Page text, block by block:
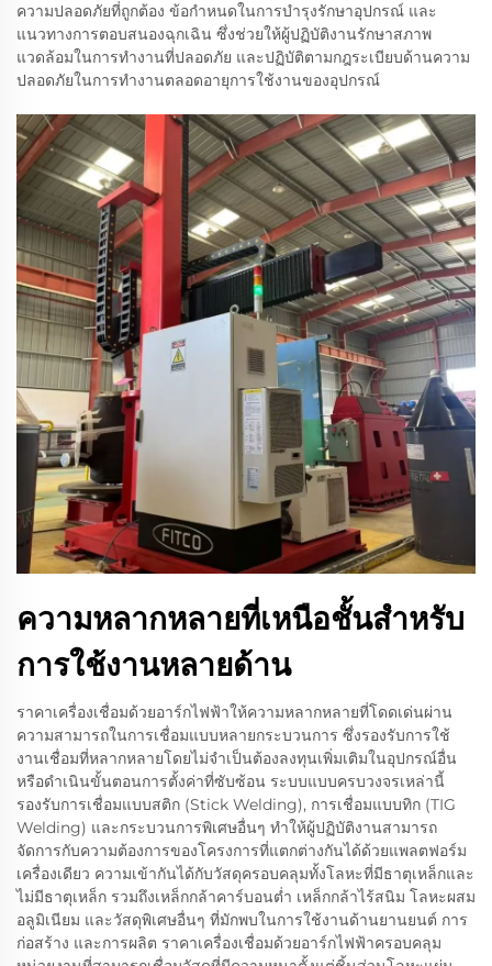
ความปลอดภัยที่ถูกต้อง ข้อกำหนดในการบำรุงรักษาอุปกรณ์ และ
แนวทางการตอบสนองฉุกเฉิน ซึ่งช่วยให้ผู้ปฏิบัติงานรักษาสภาพ
แวดล้อมในการทำงานที่ปลอดภัย และปฏิบัติตามกฎระเบียบด้านความ
ปลอดภัยในการทำงานตลอดอายุการใช้งานของอุปกรณ์
ความหลากหลายที่เหนือชั้นสำหรับ
การใช้งานหลายด้าน
ราคาเครื่องเชื่อมด้วยอาร์กไฟฟ้าให้ความหลากหลายที่โดดเด่นผ่าน
ความสามารถในการเชื่อมแบบหลายกระบวนการ ซึ่งรองรับการใช้
งานเชื่อมที่หลากหลายโดยไม่จำเป็นต้องลงทุนเพิ่มเติมในอุปกรณ์อื่น
หรือดำเนินขั้นตอนการตั้งค่าที่ซับซ้อน ระบบแบบครบวงจรเหล่านี้
รองรับการเชื่อมแบบสติก (Stick Welding), การเชื่อมแบบทิก (TIG
Welding) และกระบวนการพิเศษอื่นๆ ทำให้ผู้ปฏิบัติงานสามารถ
จัดการกับความต้องการของโครงการที่แตกต่างกันได้ด้วยแพลตฟอร์ม
เครื่องเดียว ความเข้ากันได้กับวัสดุครอบคลุมทั้งโลหะที่มีธาตุเหล็กและ
ไม่มีธาตุเหล็ก รวมถึงเหล็กกล้าคาร์บอนต่ำ เหล็กกล้าไร้สนิม โลหะผสม
อลูมิเนียม และวัสดุพิเศษอื่นๆ ที่มักพบในการใช้งานด้านยานยนต์ การ
ก่อสร้าง และการผลิต ราคาเครื่องเชื่อมด้วยอาร์กไฟฟ้าครอบคลุม